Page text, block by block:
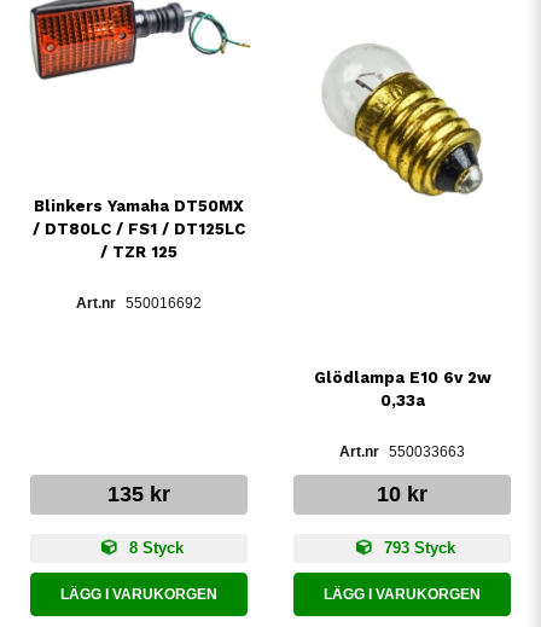
Blinkers Yamaha DT50MX
/ DT80LC / FS1 / DT125LC
/ TZR 125
550016692
135 kr
8 Styck
LÄGG I VARUKORGEN
Glödlampa E10 6v 2w
0,33a
550033663
10 kr
793 Styck
LÄGG I VARUKORGEN